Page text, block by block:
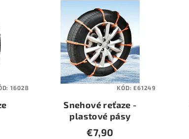
16028
Snehové reťaze -
plastové pásy
€7,90
KÓD:E61249